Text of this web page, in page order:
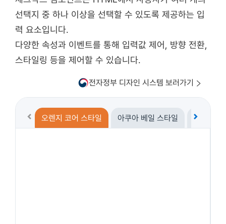
선택지 중 하나 이상을 선택할 수 있도록 제공하는 입
력 요소입니다.
다양한 속성과 이벤트를 통해 입력값 제어, 방향 전환,
스타일링 등을 제어할 수 있습니다.
전자정부 디자인 시스템 보러가기
오렌지 코어 스타일 아쿠아 베일 스타일 전자정부